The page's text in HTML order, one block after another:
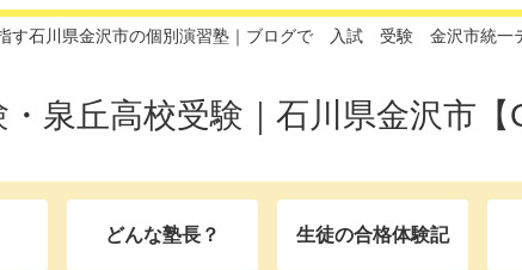
石川県金沢市の個別演習塾｜ブログで 入試 受験 金沢市統一
泉丘高校受験｜石川県金沢市【
どんな塾長？ 生徒の合格体験記